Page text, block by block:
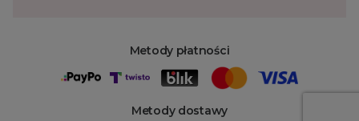
Metody płatności
Metody dostawy